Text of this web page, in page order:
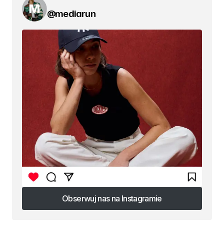
@mediarun
Obserwuj nas na Instagramie
Obserwuj nas na Instagramie